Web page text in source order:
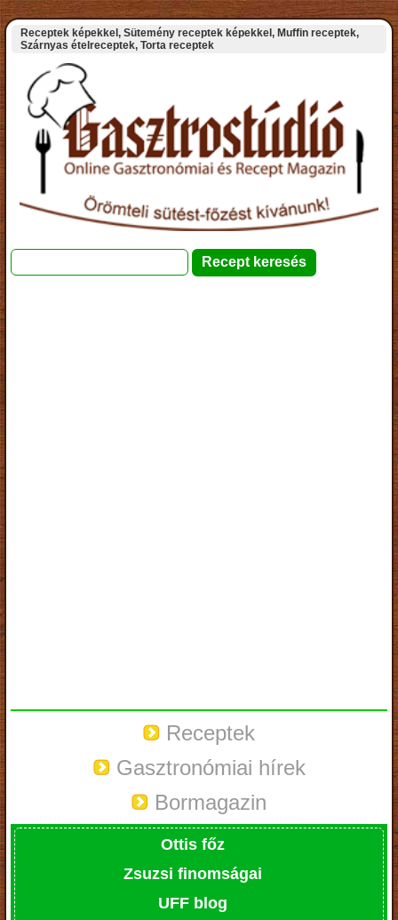
Receptek képekkel, Sütemény receptek képekkel, Muffin receptek,
Szárnyas ételreceptek, Torta receptek
Receptek
Gasztronómiai hírek
Bormagazin
Ottis főz
Zsuzsi finomságai
UFF blog